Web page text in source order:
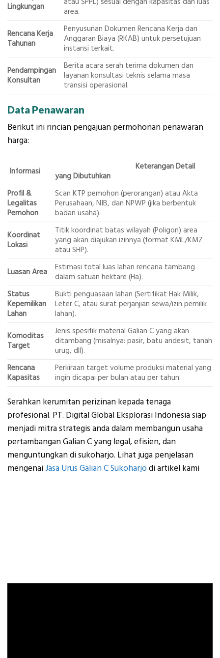
Lingkungan
area.
Rencana Kerja
Tahunan
Penyusunan Dokumen Rencana Kerja dan
Anggaran Biaya (RKAB) untuk persetujuan
instansi terkait.
Pendampingan
Konsultan
Berita acara serah terima dokumen dan
layanan konsultasi teknis selama masa
transisi operasional.
Data Penawaran
Berikut ini rincian pengajuan permohonan penawaran
harga:
Informasi
Keterangan Detail
yang Dibutuhkan
Profil &
Legalitas
Pemohon
Scan KTP pemohon (perorangan) atau Akta
Perusahaan, NIB, dan NPWP (jika berbentuk
badan usaha).
Koordinat
Lokasi
Titik koordinat batas wilayah (Poligon) area
yang akan diajukan izinnya (format KML/KMZ
atau SHP).
Luasan Area
Estimasi total luas lahan rencana tambang
dalam satuan hektare (Ha).
Status
Kepemilikan
Lahan
Bukti penguasaan lahan (Sertifikat Hak Milik,
Leter C, atau surat perjanjian sewa/izin pemilik
lahan).
Komoditas
Target
Jenis spesifik material Galian C yang akan
ditambang (misalnya: pasir, batu andesit, tanah
urug, dll).
Rencana
Kapasitas
Perkiraan target volume produksi material yang
ingin dicapai per bulan atau per tahun.
Serahkan kerumitan perizinan kepada tenaga
profesional. PT. Digital Global Eksplorasi Indonesia siap
menjadi mitra strategis anda dalam membangun usaha
pertambangan Galian C yang legal, efisien, dan
menguntungkan di sukoharjo. Lihat juga penjelasan
mengenaiJasa Urus Galian C Sukoharjo di artikel kami